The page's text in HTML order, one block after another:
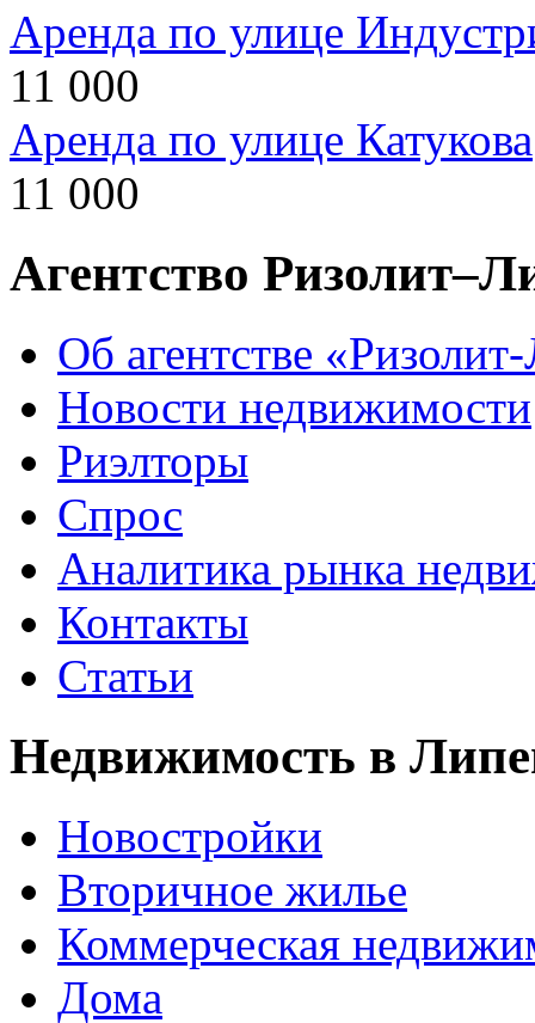
Аренда по улице
11 000
Аренда по улице Катукова
11 000
Агентство
Об агентстве
Новости недвижимости
Риэлторы
Спрос
Аналитика рынка
Контакты
Статьи
Недвижимость в
Новостройки
Вторичное жилье
Коммерческая
Дома